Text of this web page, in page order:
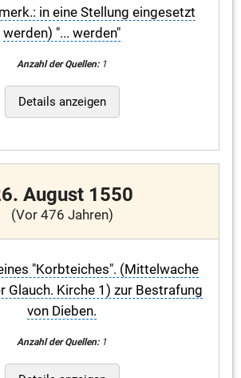
in eine Stellung eingesetzt
werden) "... werden"
Anzahl der Quellen:1
Details anzeigen
August 1550
(Vor 476 Jahren)
"Korbteiches". (Mittelwache
Glauch. Kirche 1) zur Bestrafung
von Dieben.
Anzahl der Quellen:1